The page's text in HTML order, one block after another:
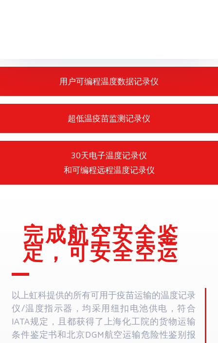
用户可编程温度数据记录仪
超低温疫苗监测记录仪
30天电子温度记录仪
和可编程远程温度记录仪
完成航空安全鉴
定，可安全空运
以上虹科提供的所有可用于疫苗运输的温度记录
仪/温度指示器，均采用纽扣电池供电，符合
IATA规定，且都获得了上海化工院的货物运输
条件鉴定书和北京DGM航空运输危险性鉴别报